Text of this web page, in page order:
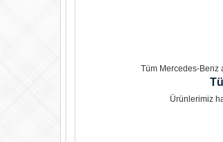
Tüm Mercedes-Benz
Ürünlerimiz